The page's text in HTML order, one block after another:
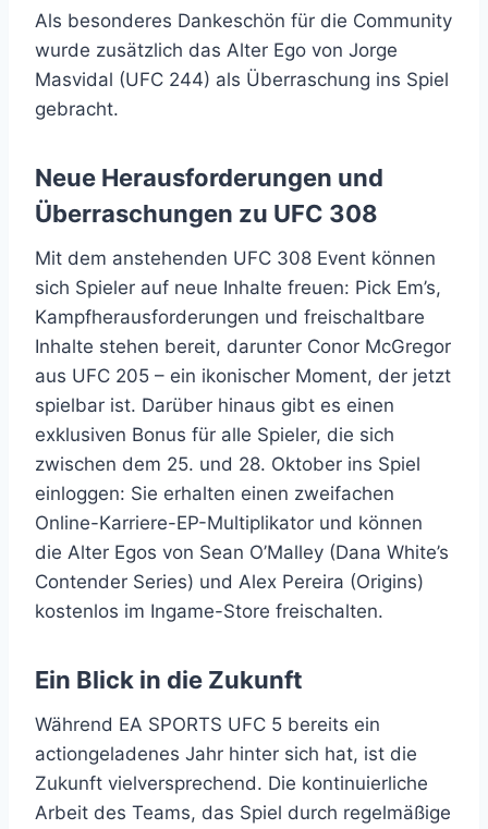
Als besonderes Dankeschön für die Community
wurde zusätzlich das Alter Ego von Jorge
Masvidal (UFC 244) als Überraschung ins Spiel
gebracht.
Neue Herausforderungen und
Überraschungen zu UFC 308
Mit dem anstehenden UFC 308 Event können
sich Spieler auf neue Inhalte freuen: Pick Em’s,
Kampfherausforderungen und freischaltbare
Inhalte stehen bereit, darunter Conor McGregor
aus UFC 205 – ein ikonischer Moment, der jetzt
spielbar ist. Darüber hinaus gibt es einen
exklusiven Bonus für alle Spieler, die sich
zwischen dem 25. und 28. Oktober ins Spiel
einloggen: Sie erhalten einen zweifachen
Online-Karriere-EP-Multiplikator und können
die Alter Egos von Sean O’Malley (Dana White’s
Contender Series) und Alex Pereira (Origins)
kostenlos im Ingame-Store freischalten.
Ein Blick in die Zukunft
Während EA SPORTS UFC 5 bereits ein
actiongeladenes Jahr hinter sich hat, ist die
Zukunft vielversprechend. Die kontinuierliche
Arbeit des Teams, das Spiel durch regelmäßige